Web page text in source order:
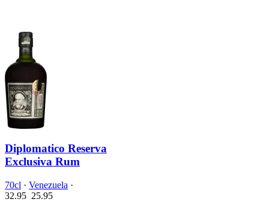
Diplomatico Reserva
Exclusiva Rum
70cl · Venezuela ·
32.95 25.95